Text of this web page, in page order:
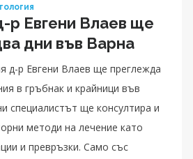
р Евгени Влаев ще
дни във Варна
д-р Евгени Влаев ще преглежда
в гръбнак и крайници във
специалистът ще консултира и
методи на лечение като
и превръзки. Само със